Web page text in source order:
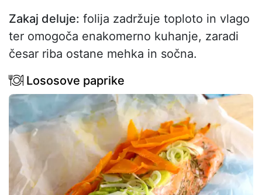
Zakaj deluje: folija zadržuje toploto in vlago
ter omogoča enakomerno kuhanje, zaradi
česar riba ostane mehka in sočna.
Lososove paprike